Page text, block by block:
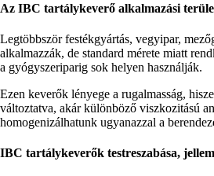
Az IBC tartálykeverő alkalmazási
Legtöbbször festékgyártás, vegyipar,
alkalmazzák, de standard mérete miatt
a gyógyszeriparig sok helyen használják.
Ezen keverők lényege a rugalmasság,
változtatva, akár különböző viszkozitású
homogenizálhatunk ugyanazzal a
IBC tartálykeverők testreszabása,